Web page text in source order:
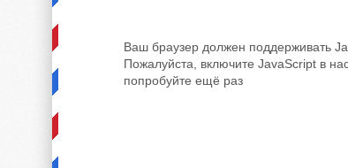
Ваш браузер должен поддерживать
Пожалуйста, включите JavaScript в
попробуйте ещё раз